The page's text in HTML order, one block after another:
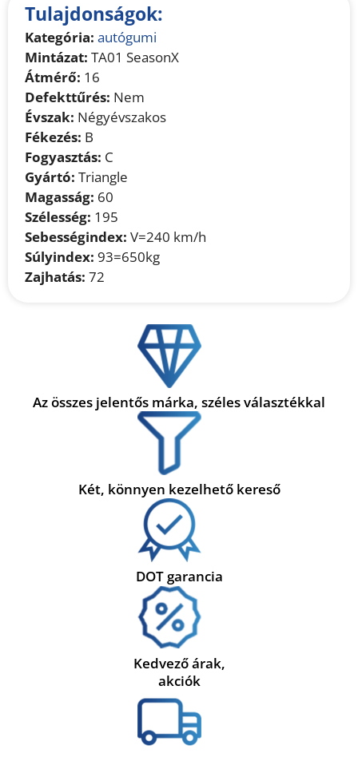
Tulajdonságok:
Kategória: autógumi
Mintázat: TA01 SeasonX
Átmérő: 16
Defekttűrés: Nem
Évszak: Négyévszakos
Fékezés: B
Fogyasztás: C
Gyártó: Triangle
Magasság: 60
Szélesség: 195
Sebességindex: V=240 km/h
Súlyindex: 93=650kg
Zajhatás: 72
Az összes jelentős márka, széles választékkal
Két, könnyen kezelhető kereső
DOT garancia
Kedvező árak,
akciók